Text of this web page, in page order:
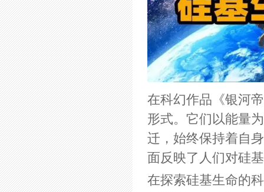
在科幻作品《银河
形式。它们以能量
迁，始终保持着自
面反映了人们对硅
在探索硅基生命的